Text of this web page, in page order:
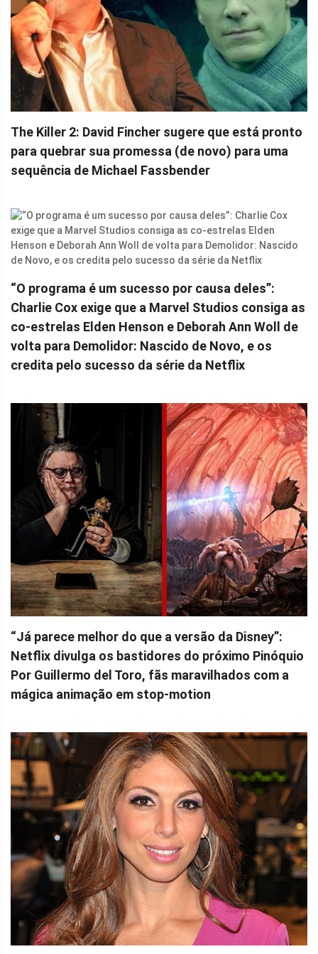
The Killer 2: David Fincher sugere que está pronto
para quebrar sua promessa (de novo) para uma
sequência de Michael Fassbender
“O programa é um sucesso por causa deles”:
Charlie Cox exige que a Marvel Studios consiga as
co-estrelas Elden Henson e Deborah Ann Woll de
volta para Demolidor: Nascido de Novo, e os
credita pelo sucesso da série da Netflix
“Já parece melhor do que a versão da Disney”:
Netflix divulga os bastidores do próximo Pinóquio
Por Guillermo del Toro, fãs maravilhados com a
mágica animação em stop-motion